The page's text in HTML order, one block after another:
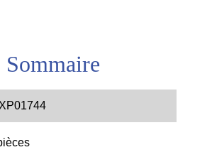
Sommaire
XP01744